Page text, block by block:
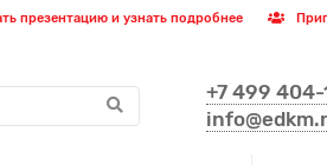
презентацию и узнать подробнее
+7 499